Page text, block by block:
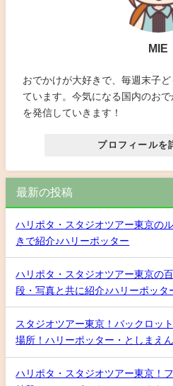
MIE
おでかけが大好きで、毎週末子
ています。今気になる国内のお
を発信していきます！
プロフィールを
最新の投稿
ハリポタ・スタジオツアー東京の
きで紹介♪ハリーポッター
ハリポタ・スタジオツアー東京の
段・写真と共に紹介♪ハリーポッタ
スタジオツアー東京！バックロッ
場所！ハリーポッター・としまえ
ハリポタ・スタジオツアー東京！